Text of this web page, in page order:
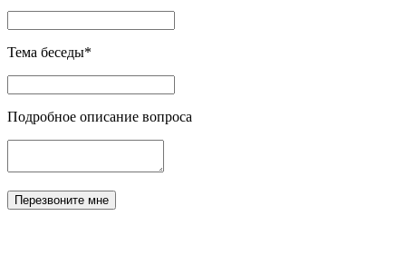
Тема беседы*
Подробное описание вопроса
Перезвоните мне